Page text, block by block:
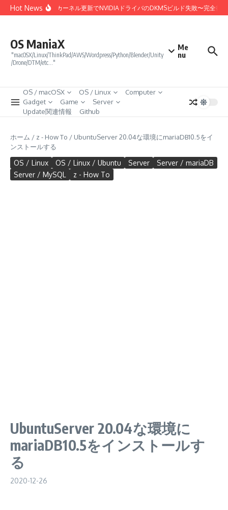
コンテンツへスキップ
Hot NewsLinux 7.0カーネル更新でNVIDIAドライバのDKMSビルド失敗〜完全復旧
OS ManiaX
"macOSX/Linux/ThinkPad/AWS/Wordpress/Python/Blender/Unity
/Drone/DTM/etc…"
Me
nu
OS / macOSX OS / Linux
Computer
Gadget
Game
Server
Update関連情報
Github
ホーム / z - How To / UbuntuServer 20.04な環境にmariaDB10.5をイ
ンストールする
OS / Linux OS / Linux / Ubuntu Server
Server / mariaDB
Server / MySQL
z - How To
UbuntuServer 20.04な環境に
mariaDB10.5をインストールす
る
2020-12-26